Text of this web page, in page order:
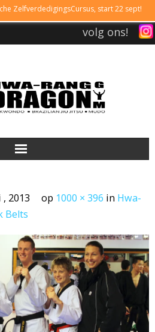
ZelfverdedigingsCursus, start 22 sept!
volg ons!
2013 op 1000 × 396 in Hwa-
Belts